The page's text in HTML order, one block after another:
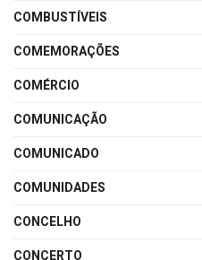
COMBUSTÍVEIS
COMEMORAÇÕES
COMÉRCIO
COMUNICAÇÃO
COMUNICADO
COMUNIDADES
CONCELHO
CONCERTO